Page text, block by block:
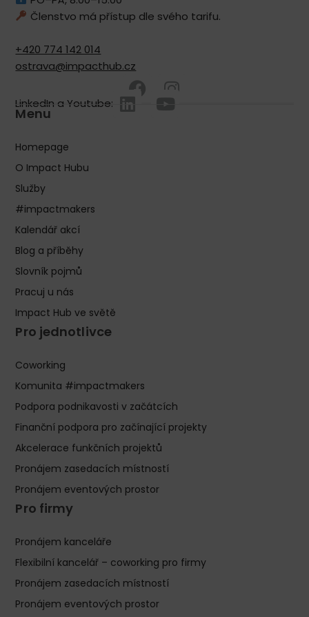
Členstvo má přístup dle svého tarifu.
+420 774 142 014
ostrava@impacthub.cz
LinkedIn a Youtube:
Menu
Homepage
O Impact Hubu
Služby
#impactmakers
Kalendář akcí
Blog a příběhy
Slovník pojmů
Pracuj u nás
Impact Hub ve světě
Pro jednotlivce
Coworking
Komunita #impactmakers
Podpora podnikavosti v začátcích
Finanční podpora pro začínající projekty
Akcelerace funkčních projektů
Pronájem zasedacích místností
Pronájem eventových prostor
Pro firmy
Pronájem kanceláře
Flexibilní kancelář – coworking pro firmy
Pronájem zasedacích místností
Pronájem eventových prostor